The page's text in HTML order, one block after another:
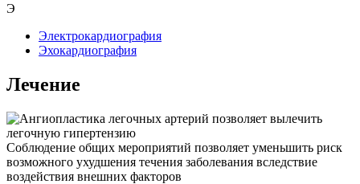
Э
Электрокардиография
Эхокардиография
Лечение
Соблюдение общих мероприятий позволяет уменьшить риск
возможного ухудшения течения заболевания вследствие
воздействия внешних факторов